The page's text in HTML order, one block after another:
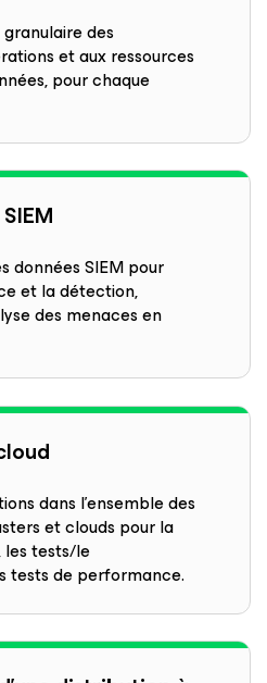
des
et aux ressources
pour chaque
données SIEM pour
et la détection,
des menaces en
dans l’ensemble des
et clouds pour la
les tests/le
tests de performance.